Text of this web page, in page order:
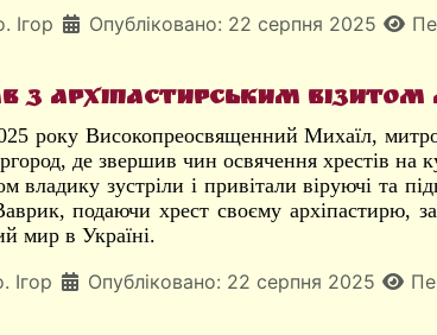
Ігор Опубліковано: 22 серпня 2025
з архіпастирським
року Високопреосвященний Михаїл,
де звершив чин освячення хрестів на
владику зустріли і привітали віруючі та
подаючи хрест своєму архіпастирю,
мир в Україні.
Ігор Опубліковано: 22 серпня 2025